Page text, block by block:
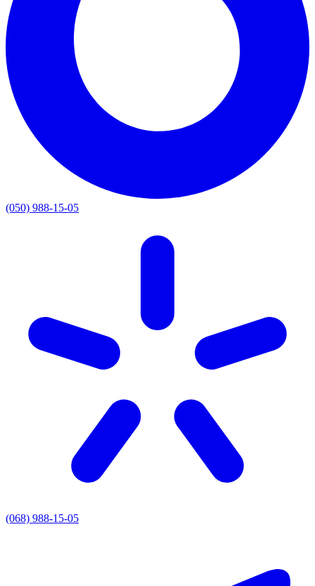
(050) 988-15-05
(068) 988-15-05